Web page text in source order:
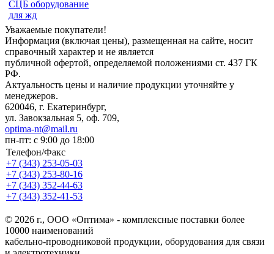
СЦБ оборудование
для жд
Уважаемые покупатели!
Информация (включая цены), размещенная на сайте, носит
справочный характер и не является
публичной офертой, определяемой положениями ст. 437 ГК
РФ.
Актуальность цены и наличие продукции уточняйте у
менеджеров.
620046, г. Екатеринбург,
ул. Завокзальная 5, оф. 709,
optima-nt@mail.ru
пн-пт: с 9:00 до 18:00
Телефон/Факс
+7 (343) 253-05-03
+7 (343) 253-80-16
+7 (343) 352-44-63
+7 (343) 352-41-53
© 2026 г., ООО «Оптима» - комплексные поставки более
10000 наименований
кабельно-проводниковой продукции, оборудования для связи